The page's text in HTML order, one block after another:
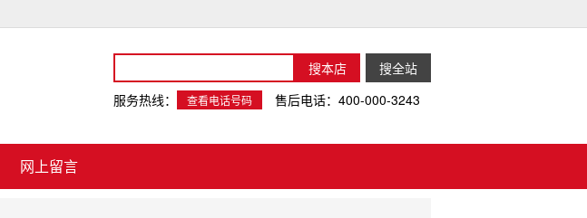
服务热线： 查看电话号码 售后电话：400-000-3243
网上留言